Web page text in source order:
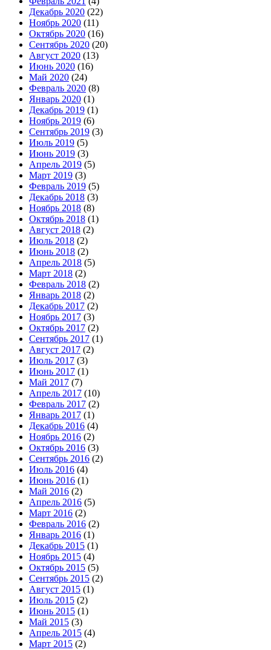
Декабрь 2020 (22)
Ноябрь 2020 (11)
Октябрь 2020 (16)
Сентябрь 2020 (20)
Август 2020 (13)
Июнь 2020 (16)
Май 2020 (24)
Февраль 2020 (8)
Январь 2020 (1)
Декабрь 2019 (1)
Ноябрь 2019 (6)
Сентябрь 2019 (3)
Июль 2019 (5)
Июнь 2019 (3)
Апрель 2019 (5)
Март 2019 (3)
Февраль 2019 (5)
Декабрь 2018 (3)
Ноябрь 2018 (8)
Октябрь 2018 (1)
Август 2018 (2)
Июль 2018 (2)
Июнь 2018 (2)
Апрель 2018 (5)
Март 2018 (2)
Февраль 2018 (2)
Январь 2018 (2)
Декабрь 2017 (2)
Ноябрь 2017 (3)
Октябрь 2017 (2)
Сентябрь 2017 (1)
Август 2017 (2)
Июль 2017 (3)
Июнь 2017 (1)
Май 2017 (7)
Апрель 2017 (10)
Февраль 2017 (2)
Январь 2017 (1)
Декабрь 2016 (4)
Ноябрь 2016 (2)
Октябрь 2016 (3)
Сентябрь 2016 (2)
Июль 2016 (4)
Июнь 2016 (1)
Май 2016 (2)
Апрель 2016 (5)
Март 2016 (2)
Февраль 2016 (2)
Январь 2016 (1)
Декабрь 2015 (1)
Ноябрь 2015 (4)
Октябрь 2015 (5)
Сентябрь 2015 (2)
Август 2015 (1)
Июль 2015 (2)
Июнь 2015 (1)
Май 2015 (3)
Апрель 2015 (4)
Март 2015 (2)